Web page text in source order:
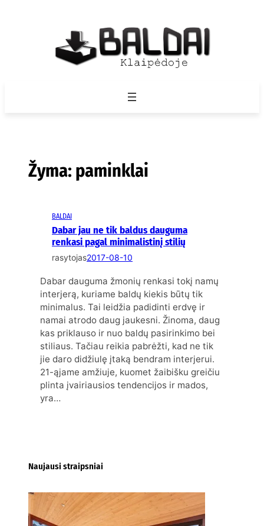
Žyma: paminklai
BALDAI
Dabar jau ne tik baldus dauguma
renkasi pagal minimalistinį stilių
rasytojas2017-08-10
Dabar dauguma žmonių renkasi tokį namų
interjerą, kuriame baldų kiekis būtų tik
minimalus. Tai leidžia padidinti erdvę ir
namai atrodo daug jaukesni. Žinoma, daug
kas priklauso ir nuo baldų pasirinkimo bei
stiliaus. Tačiau reikia pabrėžti, kad ne tik
jie daro didžiulę įtaką bendram interjerui.
21-ąjame amžiuje, kuomet žaibišku greičiu
plinta įvairiausios tendencijos ir mados,
yra…
Naujausi straipsniai
Kur nusipirkti medines
žaliuzes Klaipėdoje?